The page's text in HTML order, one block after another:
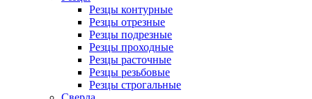
Резцы контурные
Резцы отрезные
Резцы подрезные
Резцы проходные
Резцы расточные
Резцы резьбовые
Резцы строгальные